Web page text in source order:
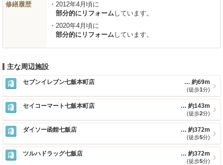
修繕履歴
2012年4月頃に
部分的にリフォームしています。
2020年4月頃に
部分的にリフォームしています。
主な周辺施設
セブンイレブン七飯本町店 約69m
(徒歩1分)
セイコーマート七飯本町店 約143m
(徒歩2分)
ダイソー函館七飯店 約372m
(徒歩5分)
ツルハドラッグ七飯店 約372m
(徒歩5分)